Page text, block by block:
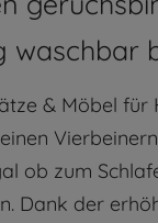
waschbar
& Möbel für
ob zum
Dank der